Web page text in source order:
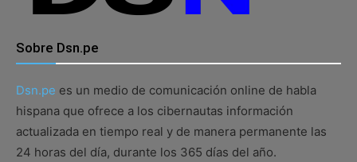
Sobre Dsn.pe
Dsn.pe es un medio de comunicación online de habla
hispana que ofrece a los cibernautas información
actualizada en tiempo real y de manera permanente las
24 horas del día, durante los 365 días del año.